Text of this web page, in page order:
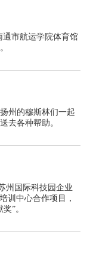
通市航运学院体育馆
州的穆斯林们一起
去各种帮助。
州国际科技园企业
训中心合作项目，
”。